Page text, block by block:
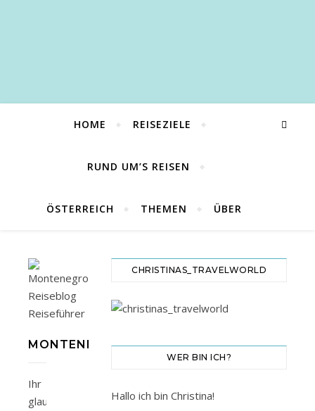
HOME REISEZIELE
RUND UM’S REISEN
ÖSTERREICH THEMEN ÜBER
MONTENEGRO
Ihr
glaubt,
CHRISTINAS_TRAVELWORLD
WER BIN ICH?
Hallo ich bin Christina!